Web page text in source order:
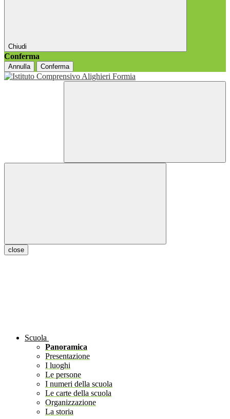
Chiudi
Conferma
Annulla Conferma
close
Scuola
Panoramica
Presentazione
I luoghi
Le persone
I numeri della scuola
Le carte della scuola
Organizzazione
La storia